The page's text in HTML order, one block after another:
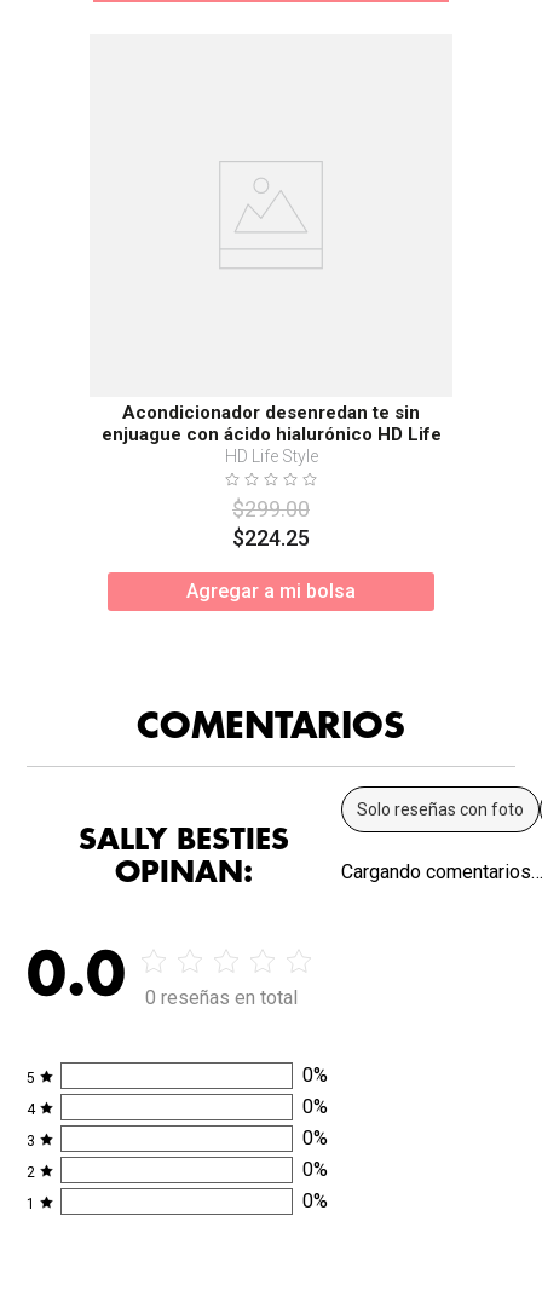
Acondicionador desenredan te sin
enjuague con ácido hialurónico HD Life
Style
HD Life Style
$299.00
$224.25
Agregar a mi bolsa
COMENTARIOS
SALLY BESTIES
OPINAN:
0.0 0 reseñas en total
5 0%
4 0%
3 0%
2 0%
1 0%
Solo reseñas con foto
Cargando